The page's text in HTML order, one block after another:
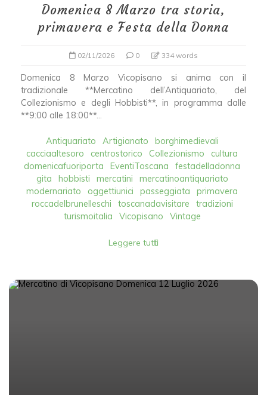
Domenica 8 Marzo tra storia,
primavera e Festa della Donna
02/11/2026 0 334 words
Domenica 8 Marzo Vicopisano si anima con il
tradizionale **Mercatino dell’Antiquariato, del
Collezionismo e degli Hobbisti**, in programma dalle
**9:00 alle 18:00**...
Antiquariato Artigianato
borghimedievali
cacciaaltesoro
centrostorico Collezionismo
cultura
domenicafuoriporta
EventiToscana
festadelladonna
gita
hobbisti mercatini
mercatinoantiquariato
modernariato
oggettiunici passeggiata
primavera
roccadelbrunelleschi
toscanadavisitare
tradizioni
turismoitalia
Vicopisano Vintage
Leggere tutti